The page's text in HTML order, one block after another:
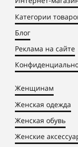
Категории
Блог
Реклама на сайте
Женщинам
Женская одежда
Женская обувь
Женские